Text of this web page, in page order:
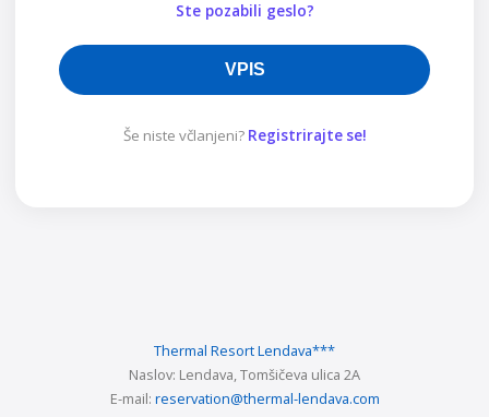
Ste pozabili geslo?
VPIS
Še niste včlanjeni? Registrirajte se!
Thermal Resort Lendava***
Naslov: Lendava, Tomšičeva ulica 2A
E-mail: reservation@thermal-lendava.com